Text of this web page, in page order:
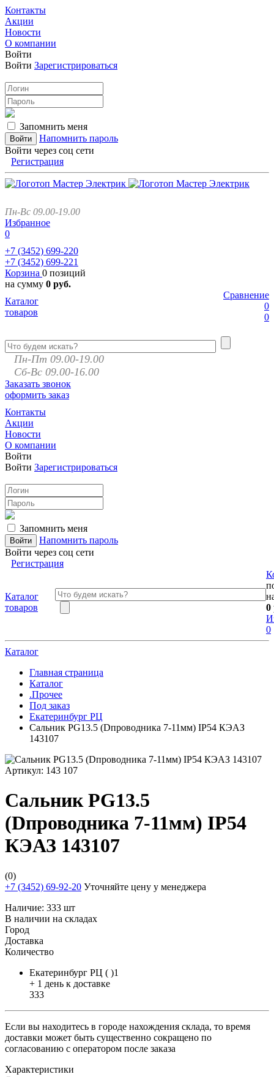
Контакты
Акции
Новости
О компании
Войти
Войти Зарегистрироваться
Запомнить меня
Напомнить пароль
Войти через соц сети
Регистрация
Пн-Вс 09.00-19.00
Избранное
0
+7 (3452) 699-220
+7 (3452) 699-221
Корзина 0 позиций
на сумму 0 руб.
Сравнение
0
0
Каталог
товаров
Пн-Пт 09.00-19.00
Сб-Вс 09.00-16.00
Заказать звонок
оформить заказ
Контакты
Акции
Новости
О компании
Войти
Войти Зарегистрироваться
Запомнить меня
Напомнить пароль
Войти через соц сети
Регистрация
Каталог
товаров
0
0
Каталог
Главная страница
Каталог
.Прочее
Под заказ
Екатеринбург РЦ
Сальник PG13.5 (Dпроводника 7-11мм) IP54 КЭАЗ
143107
Артикул: 143 107
Сальник PG13.5
(Dпроводника 7-11мм) IP54
КЭАЗ 143107
(0)
+7 (3452) 69-92-20 Уточняйте цену у менеджера
Наличие: 333 шт
В наличии на складах
Город
Доставка
Количество
Екатеринбург РЦ ( )1
+ 1 день к доставке
333
Если вы находитесь в городе нахождения склада, то время
доставки может быть существенно сокращено по
согласованию с оператором после заказа
Характеристики